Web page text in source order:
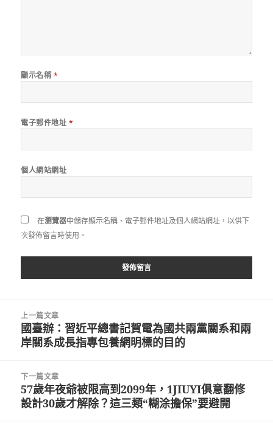
顯示名稱 *
電子郵件地址 *
個人網站網址
在瀏覽器中儲存顯示名稱、電子郵件地址及個人網站網址，以供下
次發佈留言時使用。
上一篇文章
上
一
文
章:
國臺辦：習近平總書記賀電為國共兩黨關系和兩
岸關系成長指專包養網明標的目的
下一篇文章
下
一
57歲年夜爺被限高到2099年，1JIUYI俱意翻修
設計30歲才解除？這三類“糊涂擔保”要避開